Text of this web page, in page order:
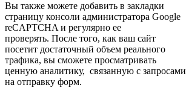
Вы также можете добавить в закладки
страницу консоли администратора Google
reCAPTCHA и регулярно ее
проверять. После того, как ваш сайт
посетит достаточный объем реального
трафика, вы сможете просматривать
ценную аналитику, связанную с запросами
на отправку форм.